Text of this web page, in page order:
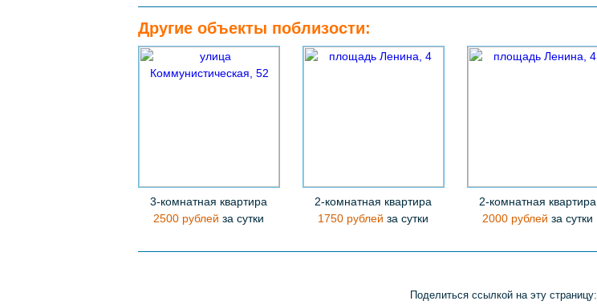
Другие объекты поблизости:
3-комнатная квартира
2500 рублей за сутки
2-комнатная квартира
1750 рублей за сутки
2-комнатная квартира
2000 рублей за сутки
Поделиться ссылкой на эту страницу: